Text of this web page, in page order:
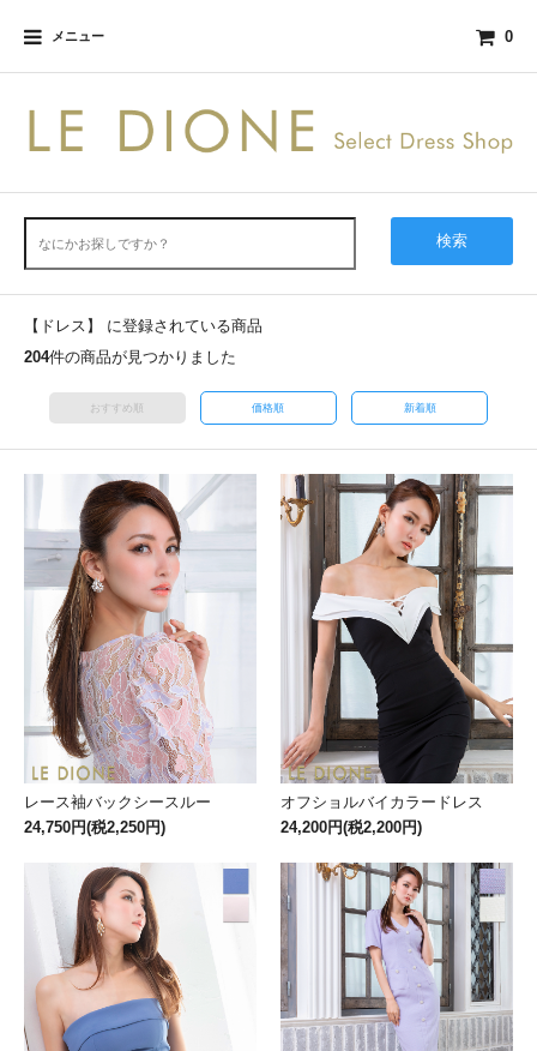
メニュー 0
検索
【ドレス】 に登録されている商品
204件の商品が見つかりました
おすすめ順 価格順 新着順
レース袖バックシースルー
24,750円(税2,250円)
オフショルバイカラードレス
24,200円(税2,200円)